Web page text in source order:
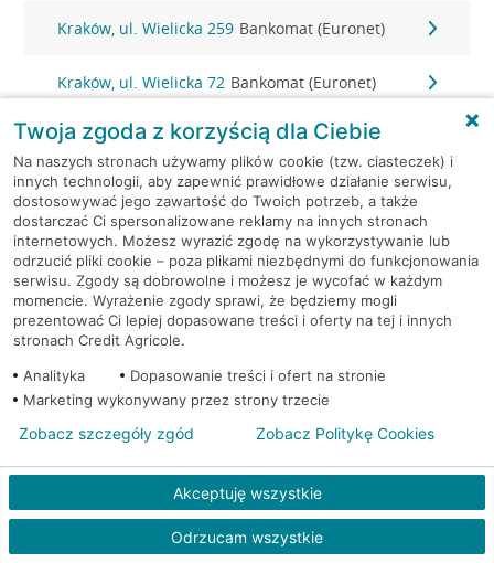
Kraków, ul. Wielicka 259 Bankomat (Euronet)
Kraków, ul. Wielicka 72 Bankomat (Euronet)
Kraków, ul. Wielicka 72 Bankomat (Euronet)
Kraków, ul. Wielicka 72 Bankomat (Euronet)
Kraków, ul. Wielicka 79 Bankomat (Euronet)
Kraków, ul. Wiślna 6 Bankomat (Euronet)
Kraków, ul. Włoska 2
Kraków, ul. Wrocławska 43A Bankomat (Euronet)
Kraków, ul. Wysłouchów 1 Bankomat (Euronet)
Kraków, ul. Zakopiańska 105 Bankomat (Euronet)
Twoja zgoda z korzyścią dla Ciebie
Na naszych stronach używamy plików cookie (tzw. ciasteczek) i
innych technologii, aby zapewnić prawidłowe działanie serwisu,
dostosowywać jego zawartość do Twoich potrzeb, a także
dostarczać Ci spersonalizowane reklamy na innych stronach
internetowych. Możesz wyrazić zgodę na wykorzystywanie lub
odrzucić pliki cookie – poza plikami niezbędnymi do funkcjonowania
serwisu. Zgody są dobrowolne i możesz je wycofać w każdym
momencie. Wyrażenie zgody sprawi, że będziemy mogli
prezentować Ci lepiej dopasowane treści i oferty na tej i innych
stronach Credit Agricole.
Analityka
Dopasowanie treści i ofert na stronie
Marketing wykonywany przez strony trzecie
Akceptuję wszystkie
Odrzucam wszystkie
Zobacz szczegóły zgód Zobacz Politykę Cookies